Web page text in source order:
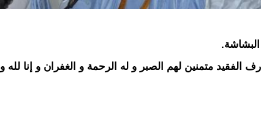
الفقيد متمنين لهم الصبر و له الرحمة و الغفران و إنا لله و